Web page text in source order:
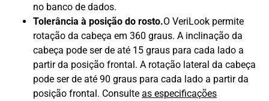
no banco de dados.
Tolerância à posição do rosto.O VeriLook permite
rotação da cabeça em 360 graus. A inclinação da
cabeça pode ser de até 15 graus para cada lado a
partir da posição frontal. A rotação lateral da cabeça
pode ser de até 90 graus para cada lado a partir da
posição frontal. Consulte as especificações